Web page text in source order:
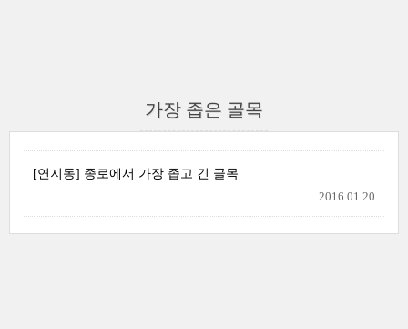
가장 좁은 골목
[연지동] 종로에서 가장 좁고 긴 골목
2016.01.20